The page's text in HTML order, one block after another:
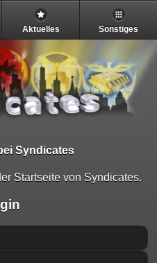
Aktuelles Sonstiges
Syndicates
Startseite von Syndicates.